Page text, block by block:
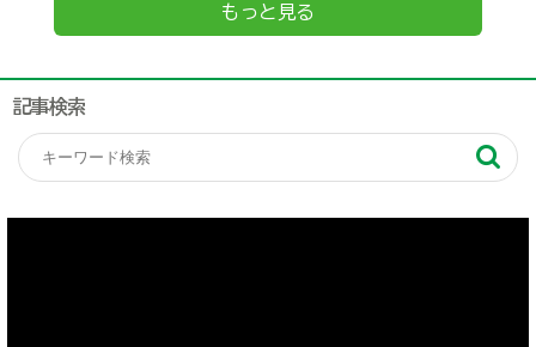
もっと見る
記事検索